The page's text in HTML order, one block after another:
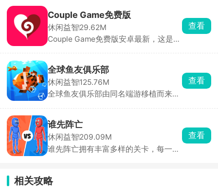
夜营业的关东煮小店，玩家扮演老板，
为每晚到访的客人准备热腾腾的关东
煮。每一位个性十足的深夜来客，都会
向你倾诉工作与生活中的苦楚与抱怨。
Couple Game免费版
休闲益智29.62M
Couple Game免费版安卓最新，这是一
设立了温和、热辣以及猛烈三种模式，
获取随机题目，适用于情侣或者朋友之
间的问答，使其更加的了解彼此，拉近
彼此的距离。
查看
全球鱼友俱乐部
休闲益智125.76M
全球鱼友俱乐部由同名端游移植而来，
考，你只需要钓起各种各样的小鱼，解
锁图鉴，还能让同种鱼群繁殖后代。超
多鱼缸主题任你挑选，搭配丰富装饰物
打造专属水族箱，画面精致、氛围温馨
查看
谁先阵亡
休闲益智209.09M
谁先阵亡拥有丰富多样的关卡，每一关
自由匹配不同对手，操控火柴人移动、
投掷武器展开激烈对战，可使用的武器
查看
相关攻略